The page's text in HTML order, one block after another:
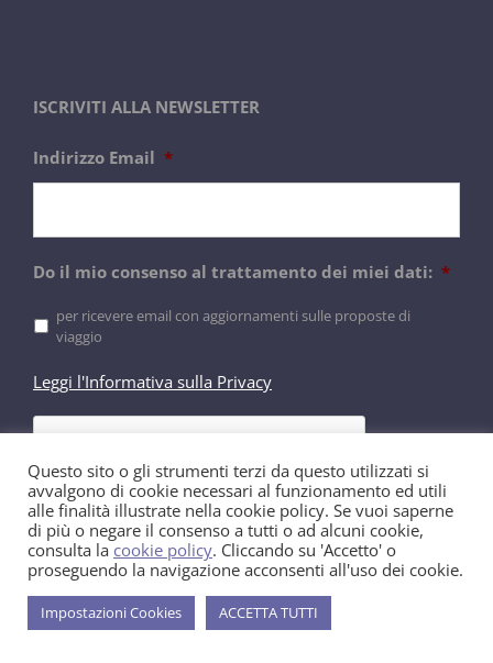
ISCRIVITI ALLA NEWSLETTER
Indirizzo Email *
Do il mio consenso al trattamento dei miei dati: *
per ricevere email con aggiornamenti sulle proposte di
viaggio
Leggi l'Informativa sulla Privacy
Questo sito o gli strumenti terzi da questo utilizzati si
avvalgono di cookie necessari al funzionamento ed utili
alle finalità illustrate nella cookie policy. Se vuoi saperne
di più o negare il consenso a tutti o ad alcuni cookie,
consulta la cookie policy. Cliccando su 'Accetto' o
proseguendo la navigazione acconsenti all'uso dei cookie.
Impostazioni Cookies ACCETTA TUTTI